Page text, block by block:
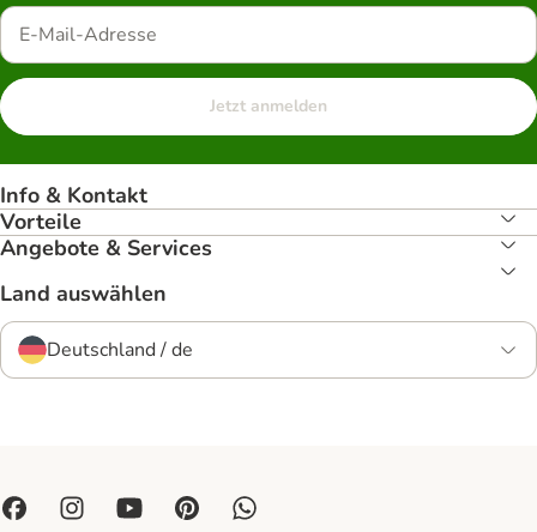
Jetzt anmelden
Info & Kontakt
Vorteile
Angebote & Services
Land auswählen
Deutschland / de